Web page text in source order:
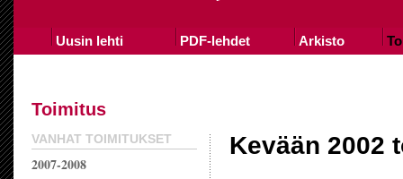
Uusin lehti PDF-lehdet Arkisto
Toimitus
VANHAT TOIMITUKSET
2007-2008
Kevään 2002